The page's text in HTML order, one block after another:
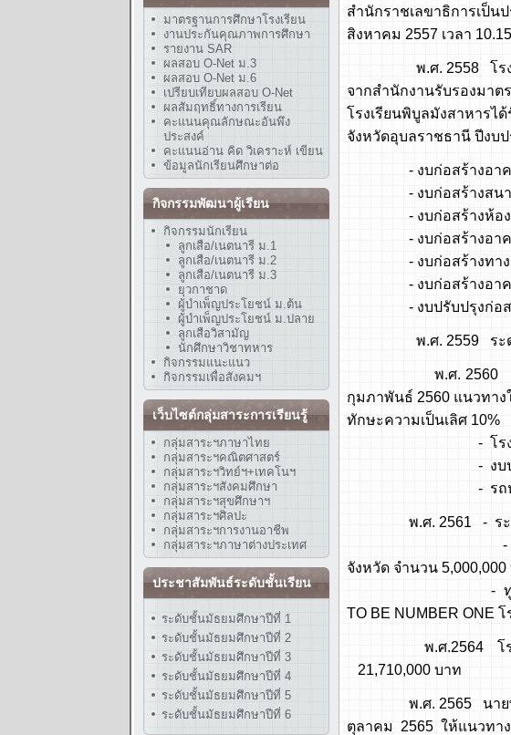
มาตรฐานการศึกษาโรงเรียน
งานประกันคุณภาพการศึกษา
รายงาน SAR
ผลสอบ O-Net ม.3
ผลสอบ O-Net ม.6
เปรียบเทียบผลสอบ O-Net
ผลสัมฤทธิ์ทางการเรียน
คะแนนคุณลักษณะอันพึง
ประสงค์
คะแนนอ่าน คิด วิเคราะห์ เขียน
ข้อมูลนักเรียนศึกษาต่อ
กิจกรรมพัฒนาผู้เรียน
กิจกรรมนักเรียน
ลูกเสือ/เนตนารี ม.1
ลูกเสือ/เนตนารี ม.2
ลูกเสือ/เนตนารี ม.3
ยุวกาชาด
ผู้บำเพ็ญประโยชน์ ม.ต้น
ผู้บำเพ็ญประโยชน์ ม.ปลาย
ลูกเสือวิสามัญ
นักศึกษาวิชาทหาร
กิจกรรมแนะแนว
กิจกรรมเพื่อสังคมฯ
เว็บไซต์กลุ่มสาระการเรียนรู้
กลุ่มสาระฯภาษาไทย
กลุ่มสาระฯคณิตศาสตร์
กลุ่มสาระฯวิทย์ฯ+เทคโนฯ
กลุ่มสาระฯสังคมศึกษา
กลุ่มสาระฯสุขศึกษาฯ
กลุ่มสาระฯศิลปะ
กลุ่มสาระฯการงานอาชีพ
กลุ่มสาระฯภาษาต่างประเทศ
ประชาสัมพันธ์ระดับชั้นเรียน
ระดับชั้นมัธยมศึกษาปีที่ 1
ระดับชั้นมัธยมศึกษาปีที่ 2
ระดับชั้นมัธยมศึกษาปีที่ 3
ระดับชั้นมัธยมศึกษาปีที่ 4
ระดับชั้นมัธยมศึกษาปีที่ 5
ระดับชั้นมัธยมศึกษาปีที่ 6
สำนักราชเลขาธิการเ
สิงหาคม 2557 เวลา
พ.ศ. 2558 โรงเรียน
จากสำนักงานรับรองมา
โรงเรียนพิบูลมังสาหาร
จังหวัดอุบลราชธานี ปีงบ
- งบก่อสร้างอาคารเ
- งบก่อสร้างสนามฟุต
- งบก่อสร้างห้องน้ำ
- งบก่อสร้างอาคารเ
- งบก่อสร้างทางเดิน
- งบก่อสร้างอาคารอ
- งบปรับปรุงก่อสร้าง
พ.ศ. 2559 ระดมทุนรั
พ.ศ. 2560 - นายสง
กุมภาพันธ์ 2560 แนวทา
ทักษะความเป็นเลิศ 10%
- โรงเรียนได้รับงบ
- งบประมาณในกา
- รถหกล้อ สำหรับรั
พ.ศ. 2561 - ระดมทุน
- ปรับปรุงถนนลาด
จังหวัด จำนวน 5,000,000
- ทูลกระหม่อมหญิง
TO BE NUMBER ONE
พ.ศ.2564 โรงเรียนไ
21,710,000 บาท
พ.ศ. 2565 นายพุฒิเม
ตุลาคม 2565 ให้แนวทา